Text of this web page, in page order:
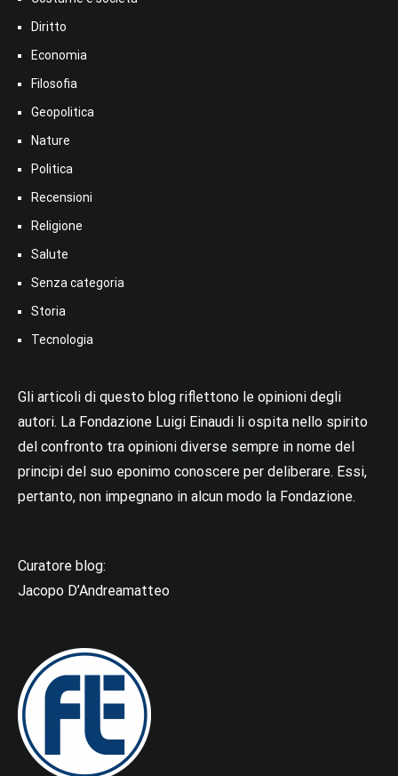
Diritto
Economia
Filosofia
Geopolitica
Nature
Politica
Recensioni
Religione
Salute
Senza categoria
Storia
Tecnologia
Gli articoli di questo blog riflettono le opinioni degli
autori. La Fondazione Luigi Einaudi li ospita nello spirito
del confronto tra opinioni diverse sempre in nome del
principi del suo eponimo conoscere per deliberare. Essi,
pertanto, non impegnano in alcun modo la Fondazione.
Curatore blog:
Jacopo D’Andreamatteo